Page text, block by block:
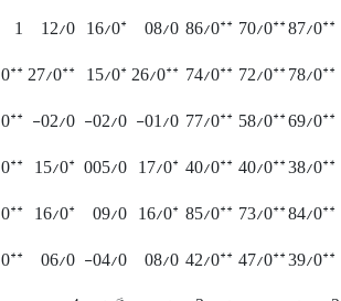
**
87/0
**
70/0
**
86/0
08/0
*
16/0
12/0
1
**
78/0
**
72/0
**
74/0
**
26/0
*
15/0
**
27/0
**
**
69/0
**
58/0
**
77/0
01/0-
02/0-
02/0-
**
**
38/0
**
40/0
**
40/0
*
17/0
005/0
*
15/0
**
**
84/0
**
73/0
**
85/0
*
16/0
09/0
*
16/0
**
**
39/0
**
47/0
**
42/0
08/0
04/0-
06/0
**